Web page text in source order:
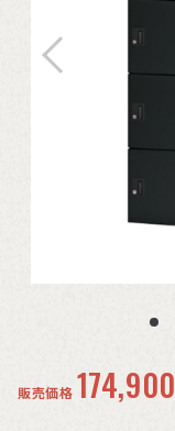
販売価格 174,900